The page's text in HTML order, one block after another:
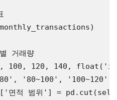
거래량
100, 120, 140,
float (
, '80~100' , '100~120'
'면적 범위' ] =